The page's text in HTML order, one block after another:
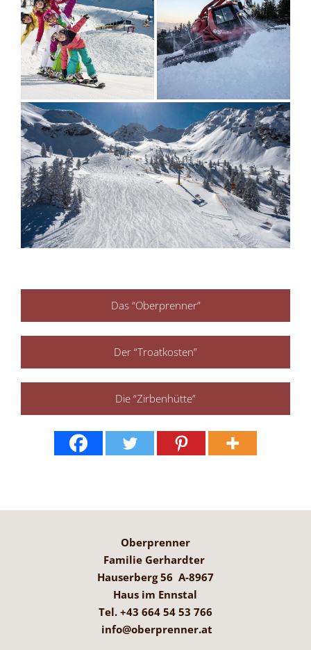
Das “Oberprenner”
Der “Troatkosten”
Die “Zirbenhütte”
Oberprenner
Familie Gerhardter
Hauserberg 56 A-8967
Haus im Ennstal
Tel. +43 664 54 53 766
info@oberprenner.at